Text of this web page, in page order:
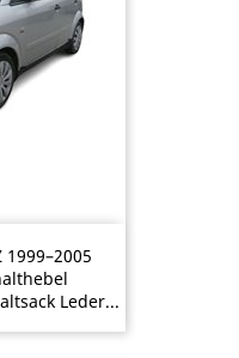
1999–2005
Leder...